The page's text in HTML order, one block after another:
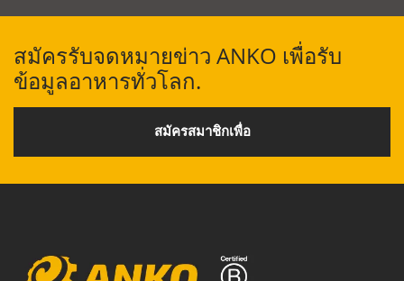
สมัครรับจดหมายข่าว ANKO เพื่อรับ
ข้อมูลอาหารทั่วโลก.
สมัครสมาชิกเพื่อ